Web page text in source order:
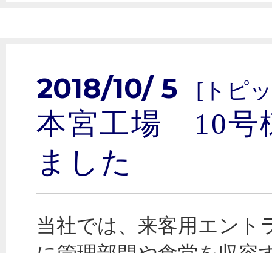
2018/10/ 5 [トピ
本宮工場 10号
ました
当社では、来客用エント